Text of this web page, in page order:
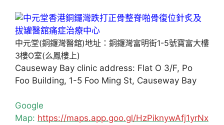
中元堂(銅鑼灣醫舘)地址：銅鑼灣富明街1-5號寶富大樓
3樓O室(么鳳樓上)
Causeway Bay clinic address: Flat O 3/F, Po
Foo Building, 1-5 Foo Ming St, Causeway Bay
Google
Map: https://maps.app.goo.gl/HzPiknywAfj1yrNx